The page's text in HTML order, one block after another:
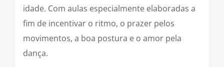
idade. Com aulas especialmente elaboradas a
fim de incentivar o ritmo, o prazer pelos
movimentos, a boa postura e o amor pela
dança.